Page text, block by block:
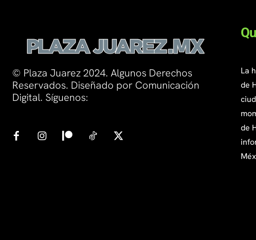
© Plaza Juarez 2024. Algunos Derechos
Reservados. Diseñado por Comunicación
Digital. Síguenos:
La
de
de